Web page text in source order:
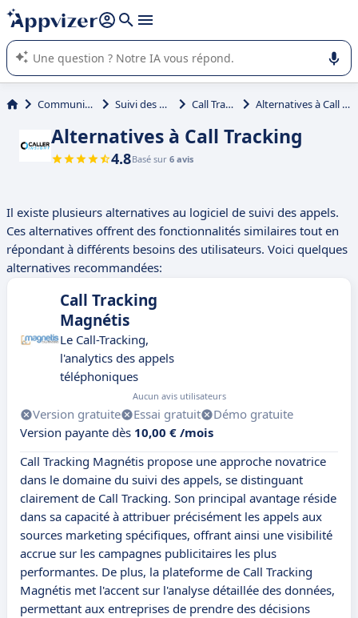
répondre (plusieurs lignes avec
L'IA de Appvizer vous guide dans l'utilisation ou la sélection de
logiciel SaaS en entreprise.
Communication Suivi des appels Call Tracking Alternatives à Call Tracking
Alternatives à Call Tracking
4.8Basé sur 6 avis
Il existe plusieurs alternatives au logiciel de suivi des appels.
Ces alternatives offrent des fonctionnalités similaires tout en
répondant à différents besoins des utilisateurs. Voici quelques
alternatives recommandées:
Call Tracking
Magnétis
Le Call-Tracking,
l'analytics des appels
téléphoniques
Aucun avis utilisateurs
Version gratuite Essai gratuit
Démo gratuite
Version payante dès 10,00 € /mois
Call Tracking Magnétis propose une approche novatrice
dans le domaine du suivi des appels, se distinguant
clairement de Call Tracking. Son principal avantage réside
dans sa capacité à attribuer précisément les appels aux
sources marketing spécifiques, offrant ainsi une visibilité
accrue sur les campagnes publicitaires les plus
performantes. De plus, la plateforme de Call Tracking
Magnétis met l'accent sur l'analyse détaillée des données,
permettant aux entreprises de prendre des décisions